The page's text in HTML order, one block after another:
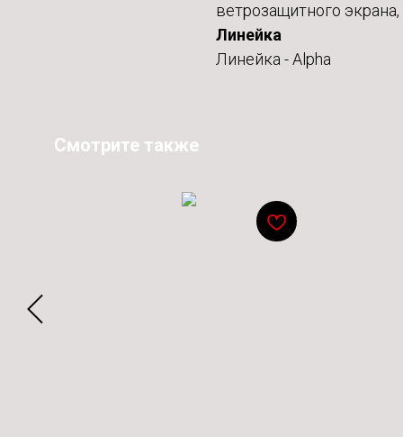
ветрозащитного
Линейка
Линейка - Alpha
Смотрите также